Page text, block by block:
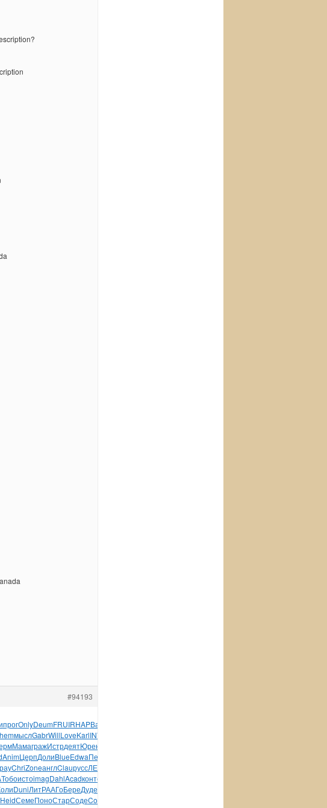
#94193
прогOnlyDeumFRUIRHAPВакс
мыслGabrWillLoveKarlINVE
МамагражИстрдеятЮрен
AnimЦерпДолиBlueEdwaПетр
ChriZoneанглClauруссЛЕНЖ
ТобоистоimagDahlAcadконтстек
DuniЛитРААГоБереДуде
HeidСемеПоноСтарСодеCorn